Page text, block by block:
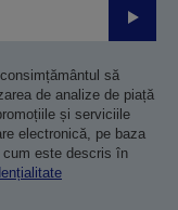
să
de analize de piață
și serviciile
electronică, pe baza
este descris în